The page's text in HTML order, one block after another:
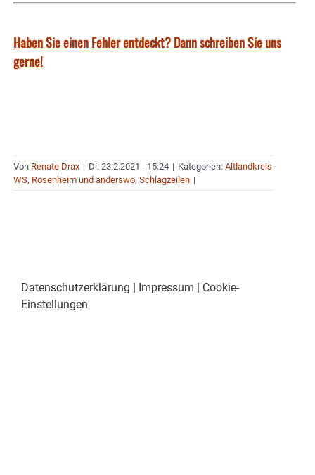
Haben Sie einen Fehler entdeckt? Dann schreiben Sie uns
gerne!
Von Renate Drax | Di. 23.2.2021 - 15:24 | Kategorien: Altlandkreis
WS, Rosenheim und anderswo, Schlagzeilen |
Datenschutzerklärung Impressum
Cookie-
Einstellungen